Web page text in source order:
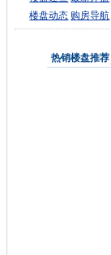
楼盘动态 购房导航
热销楼盘推荐